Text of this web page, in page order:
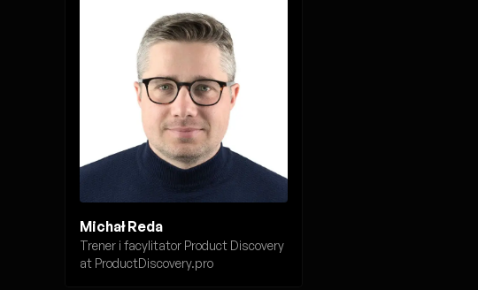
Michał Reda
Trener i facylitator Product Discovery
at ProductDiscovery.pro